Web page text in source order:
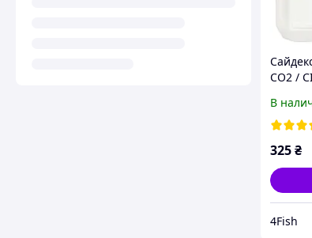
СО2 /
В
325₴
4Fish